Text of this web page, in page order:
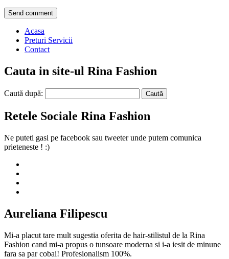
Acasa
Preturi Servicii
Contact
Cauta in site-ul Rina Fashion
Caută după:
Retele Sociale Rina Fashion
Ne puteti gasi pe facebook sau tweeter unde putem comunica
prieteneste ! :)
Aureliana Filipescu
Mi-a placut tare mult sugestia oferita de hair-stilistul de la Rina
Fashion cand mi-a propus o tunsoare moderna si i-a iesit de minune
fara sa par cobai! Profesionalism 100%.